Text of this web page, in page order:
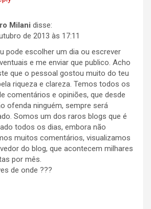
Milani disse:
de 2013 às 17:11
pode escolher um dia ou escrever
e me enviar que publico. Acho
que o pessoal gostou muito do teu
riqueza e clareza. Temos todos os
comentários e opiniões, que desde
ofenda ninguém, sempre será
Somos um dos raros blogs que é
todos os dias, embora não
muitos comentários, visualizamos
do blog, que acontecem milhares
por mês.
de onde ???